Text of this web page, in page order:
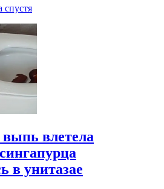
спустя
влетела
в унитазае